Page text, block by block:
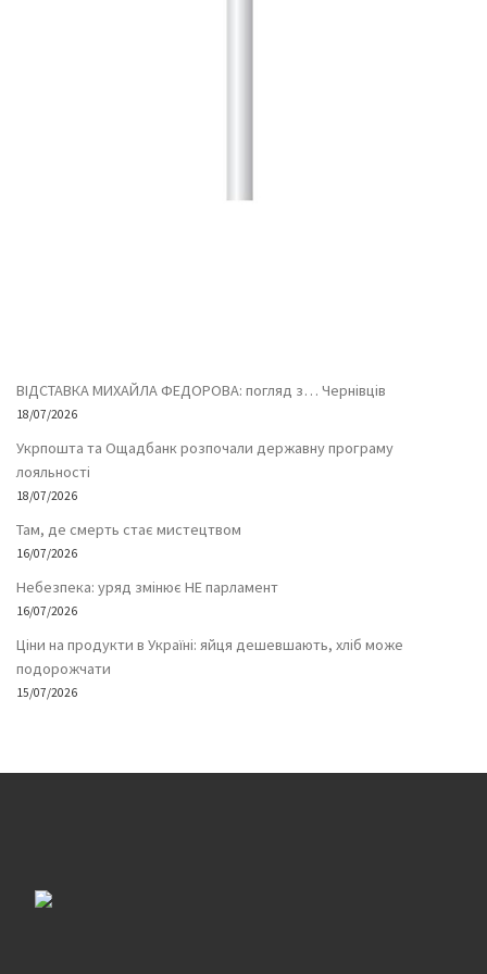
ВІДСТАВКА МИХАЙЛА ФЕДОРОВА: погляд з… Чернівців
18/07/2026
Укрпошта та Ощадбанк розпочали державну програму
лояльності
18/07/2026
Там, де смерть стає мистецтвом
16/07/2026
Небезпека: уряд змінює НЕ парламент
16/07/2026
Ціни на продукти в Україні: яйця дешевшають, хліб може
подорожчати
15/07/2026